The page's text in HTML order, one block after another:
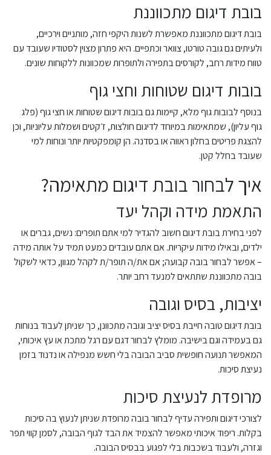
בובת דיגום מתכווננת
בובת דיגום מתכווננת מאפשרת לשנות היקפי חזה, מותניים וירכיים,
ולעיתים גם גובה טורטו, צוואר וכתפיים. היא פתרון מצוין לסטודיו שעובד עם
טווח מידות רחב, לקורסים בתפירה ולתופרות שמכוונות ללקוחות שונים.
בובות דיגום שטוחות וחצי גוף
בנוסף לבובות גוף מלא, קיימות גם בובות דיגום שטוחות או חצי גוף (פלג
גוף עליון), שמתאימות במיוחד לדיגום חולצות, ז׳קטים ושמלות עליוניות, וכן
להצגת פריטים בחלון ראווה או בסדנה. הן קומפקטיות יותר ונוחות למי
שעובד בחלל קטן.
איך לבחור בובת דיגום מתאימה?
התאמת מידה וקהל יעד
לפני בחירת בובת דיגום חשוב להגדיר למי אתם תופרים: נשים, גברים או
ילדים, ובאילו מידות עיקריות. אם אתם עובדים כמעט תמיד על אותה מידה
– אפשר לבחור בובה קבועה; אם את/ה תופר/ת לקהל מגוון, כדאי לשקול
בובה מתכווננת שתתאים למנעד רחב יותר.
יציבות, בסיס וגובה
בובת דיגום טובה חייבת בסיס יציב וגובה מתכוונן, כך שניתן לעבוד בנוחות
גם בעמידה וגם בישיבה. מומלץ לבחור דגם עם רגל מתכת או עץ איכותי,
המאפשר תנועה חופשית סביב הבובה בלי חשש מנפילה או נדנוד בזמן
נעיצת סיכות.
מרופדת לנעיצת סיכות
לצורכי דיגום ותפירה עדיף לבחור בובה מרופדת שניתן לנעוץ בה סיכות
בקלות. ריפוד איכותי מאפשר להצמיד את הבד לגוף הבובה, לסמן קווי תפר
וגזרה, ולעבוד בשכבות בלי לפגוע בבסיס הבובה.